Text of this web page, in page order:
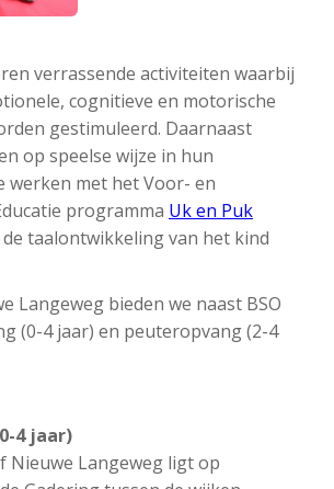
verrassende activiteiten waarbij
cognitieve en motorische
gestimuleerd. Daarnaast
op speelse wijze in hun
werken met het Voor- en
programma Uk en Puk
de taalontwikkeling van het kind
Langeweg bieden we naast BSO
(0-4 jaar) en peuteropvang (2-4
4 jaar)
Nieuwe Langeweg ligt op